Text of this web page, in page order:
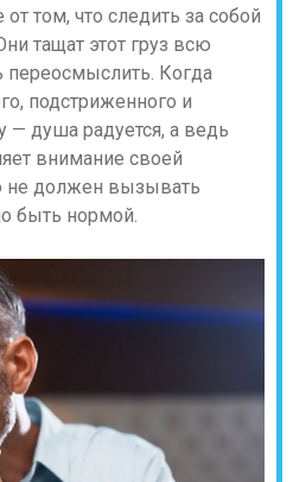
том, что следить за собой
тащат этот груз всю
переосмыслить. Когда
подстриженного и
душа радуется, а ведь
внимание своей
не должен вызывать
быть нормой.